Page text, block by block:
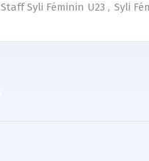
Staff Syli Féminin U23 , Syli